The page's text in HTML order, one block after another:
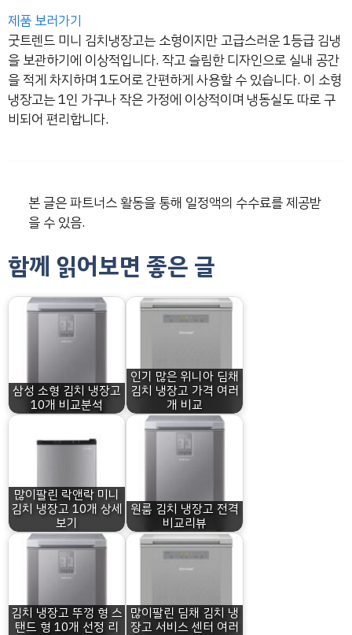
제품 보러가기
굿트렌드 미니 김치냉장고는 소형이지만 고급스러운 1등급 김냉
을 보관하기에 이상적입니다. 작고 슬림한 디자인으로 실내 공간
을 적게 차지하며 1도어로 간편하게 사용할 수 있습니다. 이 소형
냉장고는 1인 가구나 작은 가정에 이상적이며 냉동실도 따로 구
비되어 편리합니다.
본 글은 파트너스 활동을 통해 일정액의 수수료를 제공받
을 수 있음.
함께 읽어보면 좋은 글
삼성 소형 김치 냉장고
10개 비교분석
인기 많은 위니아 딤채
김치 냉장고 가격 여러
개 비교
많이팔린 락앤락 미니
김치 냉장고 10개 상세
보기
원룸 김치 냉장고 전격
비교리뷰
김치 냉장고 뚜껑 형 스
탠드 형 10개 선정 리
많이팔린 딤채 김치 냉
장고 서비스 센터 여러